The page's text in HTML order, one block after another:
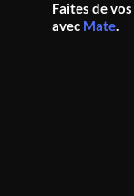
Faites de vos
avecMate.